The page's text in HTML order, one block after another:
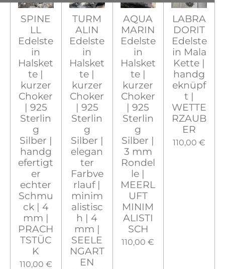
SPINE
LL
Edelste
in
Halsket
te |
kurzer
Choker
| 925
Sterlin
g
Silber |
handg
efertigt
er
echter
Schmu
ck | 4
mm |
PRACH
TSTÜC
K
110,00 €
TURM
ALIN
Edelste
in
Halsket
te |
kurzer
Choker
| 925
Sterlin
g
Silber |
elegan
ter
Farbve
rlauf |
minim
alistisc
h | 4
mm |
SEELE
NGART
EN
AQUA
MARIN
Edelste
in
Halsket
te |
kurzer
Choker
| 925
Sterlin
g
Silber |
3 mm
Rondel
le |
MEERL
UFT
MINIM
ALISTI
SCH
110,00 €
LABRA
DORIT
Edelste
in Mala
Kette |
handg
eknüpf
t |
WETTE
RZAUB
ER
110,00 €